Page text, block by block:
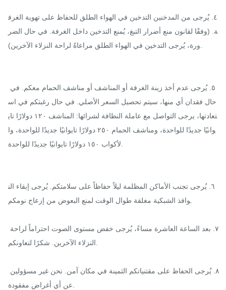
٤. يُرجى من المدخنين التدخين في الهواء الطلق للحفاظ على تهوية الغرف
ة. (وفقًا لقانون منع أضرار التبغ، يُمنع التدخين داخل الغرفة. في حال الضر
ورة، يُرجى التدخين في الهواء الطلق مراعاةً لراحة النزلاء الآخرين).
حال فقدان أي منها، سيتم تحصيل السعر الأصلي. في حال رغبتكم في اس
تعادتها، يرجى التواصل مع عاملة النظافة لشرائها: المناشف ١٢٠ دولارًا تاي
وانيًا جديدًا للواحدة، ومناشف الحمام ٢٥٠ دولارًا تايوانيًا جديدًا للواحدة، وا
لأكواب ١٥٠ دولارًا تايوانيًا جديدًا للواحدة.
٦. يُرجى تجنب الأماكن المظلمة ليلاً حفاظاً على سلامتكم. يُرجى إبقاء الن
وافذ الشبكية مغلقة طوال الوقت لمنع البعوض من إزعاج نومكم.
النزلاء الآخرين. شكرًا لتعاونكم.
عن أي أغراض مفقودة.